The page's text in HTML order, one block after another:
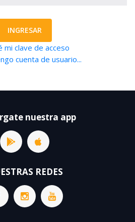
INGRESAR
mi clave de acceso
cuenta de usuario...
nuestra app
REDES